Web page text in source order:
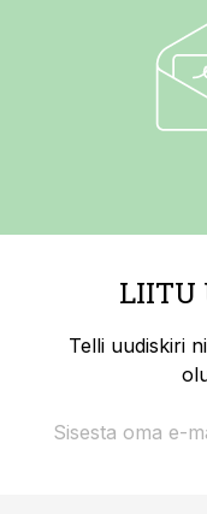
LIITU
Telli uudiskiri